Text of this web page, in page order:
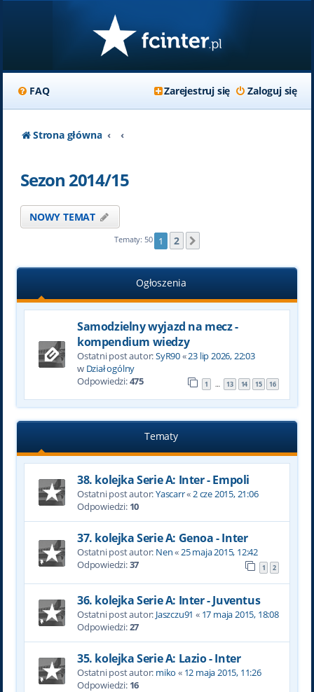
FAQ Zaloguj się
Zarejestruj się
Strona główna
Sezon 2014/15
NOWY TEMAT
Tematy: 50 1 2
Ogłoszenia
Samodzielny wyjazd na mecz -
kompendium wiedzy
Ostatni post autor:SyR90«23 lip 2026, 22:03
w Dział ogólny
Odpowiedzi:475 1 … 13 14 15 16
Tematy
38. kolejka Serie A: Inter - Empoli
Ostatni post autor:Yascarr«2 cze 2015, 21:06
Odpowiedzi: 10
37. kolejka Serie A: Genoa - Inter
Ostatni post autor: Nen«25 maja 2015, 12:42
Odpowiedzi:37 1 2
36. kolejka Serie A: Inter - Juventus
Ostatni post autor: Jaszczu91 « 17 maja 2015, 18:08
Odpowiedzi:27
35. kolejka Serie A: Lazio - Inter
Ostatni post autor: miko « 12 maja 2015, 11:26
Odpowiedzi: 16